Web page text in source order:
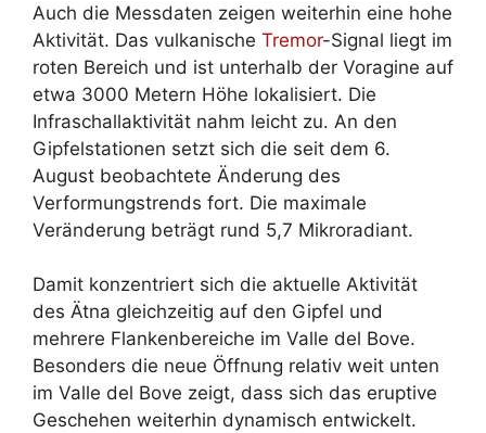
Auch die Messdaten zeigen weiterhin eine hohe
Aktivität. Das vulkanische Tremor-Signal liegt im
roten Bereich und ist unterhalb der Voragine auf
etwa 3000 Metern Höhe lokalisiert. Die
Infraschallaktivität nahm leicht zu. An den
Gipfelstationen setzt sich die seit dem 6.
August beobachtete Änderung des
Verformungstrends fort. Die maximale
Veränderung beträgt rund 5,7 Mikroradiant.
Damit konzentriert sich die aktuelle Aktivität
des Ätna gleichzeitig auf den Gipfel und
mehrere Flankenbereiche im Valle del Bove.
Besonders die neue Öffnung relativ weit unten
im Valle del Bove zeigt, dass sich das eruptive
Geschehen weiterhin dynamisch entwickelt.